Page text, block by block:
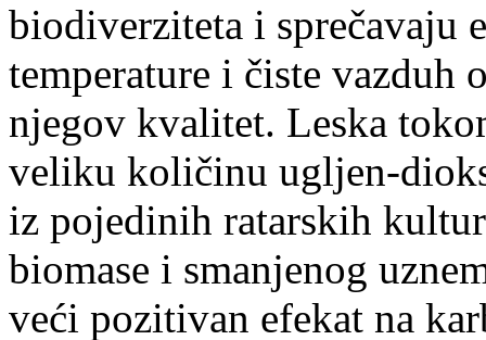
biodiverziteta i sprečavaju
temperature i čiste
njegov kvalitet. Leska
veliku količinu ugljen-
iz pojedinih ratarskih
biomase i smanjenog
veći pozitivan efekat na